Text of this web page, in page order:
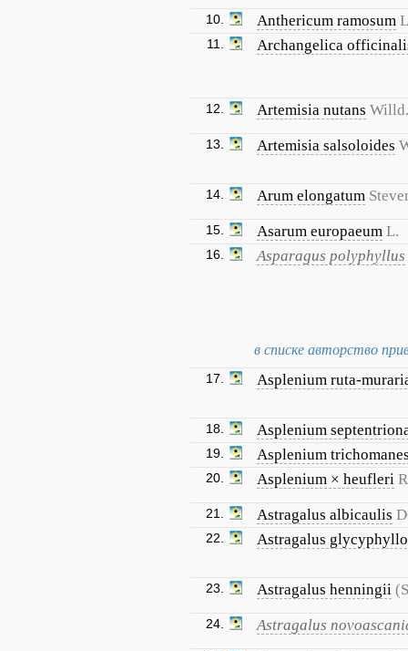
10. Anthericum ramosum
11. Archangelica
12. Artemisia nutans Willd.
13. Artemisia salsoloides
14. Arum elongatum
15. Asarum europaeum L.
16. Asparagus polyphyllus
в списке авторство
17. Asplenium ruta-
18. Asplenium
19. Asplenium
20. Asplenium × heufleri
21. Astragalus albicaulis
22. Astragalus
23. Astragalus henningii
24. Astragalus